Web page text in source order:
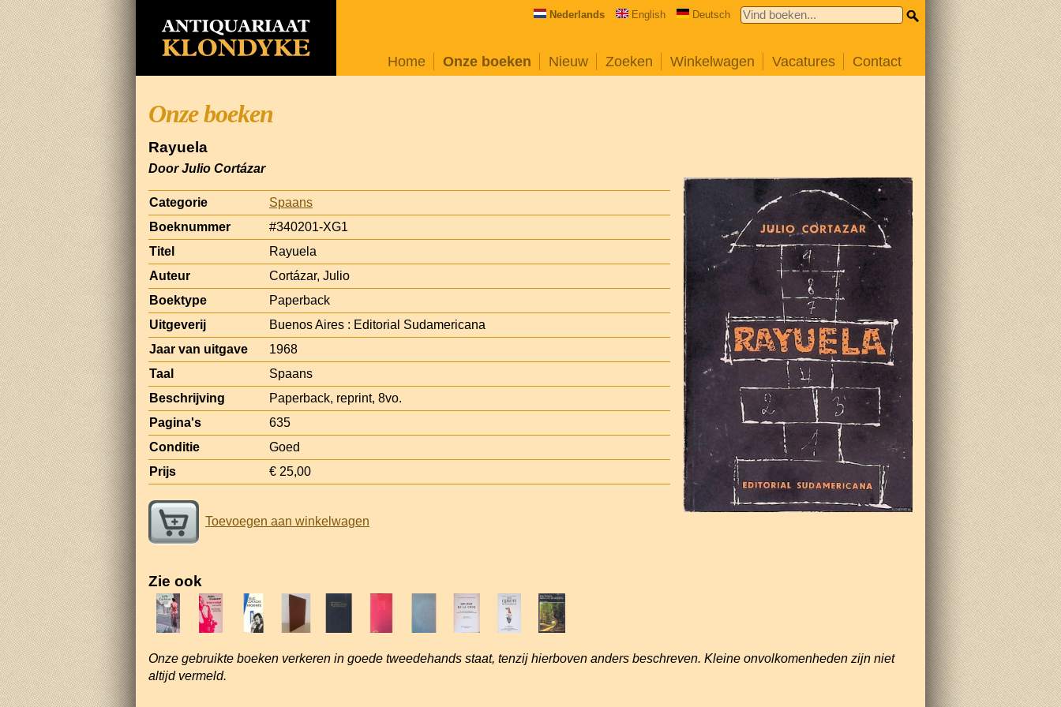
Nederlands English Deutsch
Home Onze boeken Nieuw Zoeken Winkelwagen Vacatures Contact
Onze boeken
Rayuela
Door Julio Cortázar
Categorie
Spaans
Boeknummer
#340201-XG1
Titel
Rayuela
Auteur
Cortázar, Julio
Boektype
Paperback
Uitgeverij
Buenos Aires : Editorial Sudamericana
Jaar van uitgave
1968
Taal
Spaans
Beschrijving
Paperback, reprint, 8vo.
Pagina's
635
Conditie
Goed
Prijs
€ 25,00
Toevoegen aan winkelwagen
Zie ook
Onze gebruikte boeken verkeren in goede tweedehands staat, tenzij hierboven anders beschreven. Kleine onvolkomenheden zijn niet
altijd vermeld.